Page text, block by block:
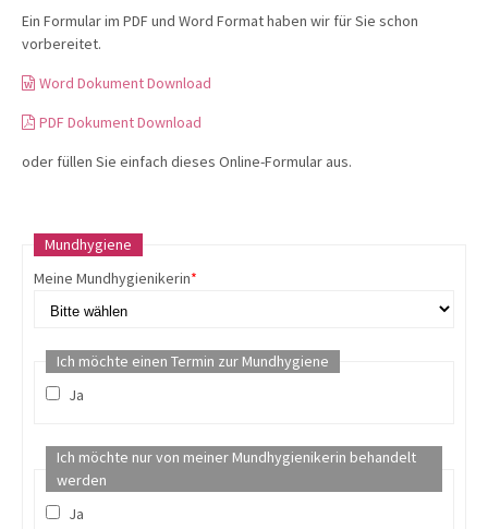
Ein Formular im PDF und Word Format haben wir für Sie schon
vorbereitet.
Word Dokument Download
PDF Dokument Download
oder füllen Sie einfach dieses Online-Formular aus.
Mundhygiene
Meine Mundhygienikerin*
Ich möchte einen Termin zur Mundhygiene
Ja
Ich möchte nur von meiner Mundhygienikerin behandelt
werden
Ja